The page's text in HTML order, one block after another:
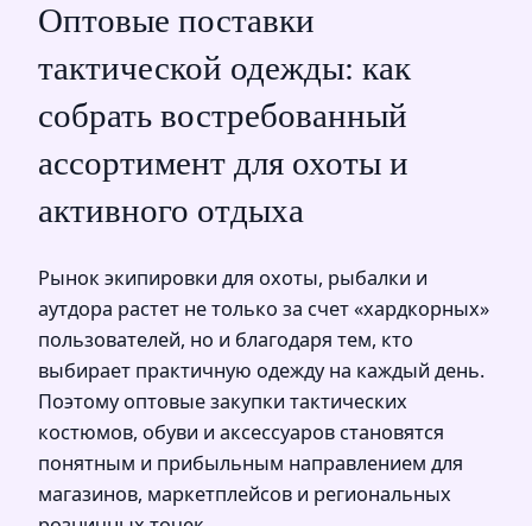
Оптовые поставки
тактической одежды: как
собрать востребованный
ассортимент для охоты и
активного отдыха
Рынок экипировки для охоты, рыбалки и
аутдора растет не только за счет «хардкорных»
пользователей, но и благодаря тем, кто
выбирает практичную одежду на каждый день.
Поэтому оптовые закупки тактических
костюмов, обуви и аксессуаров становятся
понятным и прибыльным направлением для
магазинов, маркетплейсов и региональных